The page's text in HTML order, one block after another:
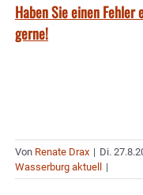
Haben Sie einen
gerne!
Von Renate Drax | Di.
Wasserburg aktuell
|